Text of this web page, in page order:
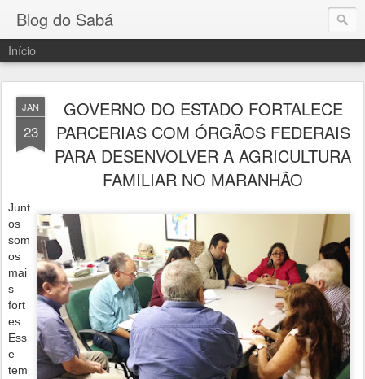
Blog do Sabá
Início
JAN
23
GOVERNO DO ESTADO FORTALECE
PARCERIAS COM ÓRGÃOS FEDERAIS
PARA DESENVOLVER A AGRICULTURA
FAMILIAR NO MARANHÃO
Junt
os
som
os
mai
s
fort
es.
Ess
e
tem